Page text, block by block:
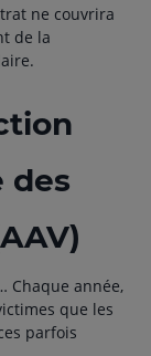
ne couvrira
de la
des
Chaque année,
que les
parfois